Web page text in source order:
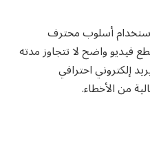
أسلوب محترف
فيديو واضح لا تتجاوز مدته
إلكتروني احترافي
من الأخطاء.